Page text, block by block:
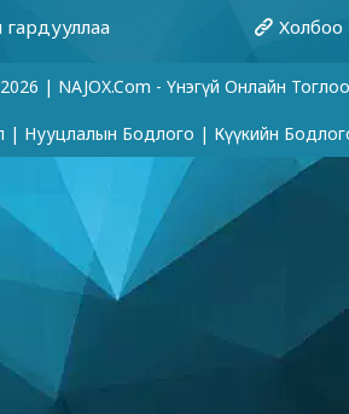
| NAJOX.com - Үнэгүй Онлайн
| Нууцлалын Бодлого | Күүкийн